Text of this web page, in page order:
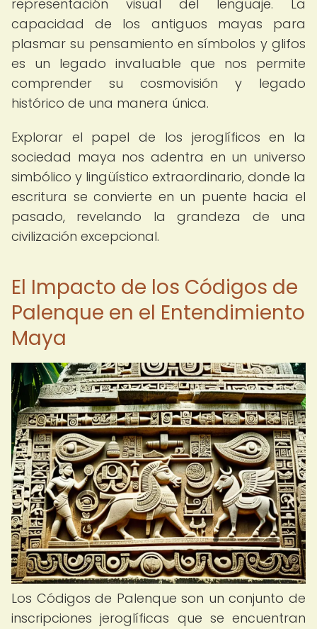
representación visual del lenguaje. La
capacidad de los antiguos mayas para
plasmar su pensamiento en símbolos y glifos
es un legado invaluable que nos permite
comprender su cosmovisión y legado
histórico de una manera única.
Explorar el papel de los jeroglíficos en la
sociedad maya nos adentra en un universo
simbólico y lingüístico extraordinario, donde la
escritura se convierte en un puente hacia el
pasado, revelando la grandeza de una
civilización excepcional.
El Impacto de los Códigos de
Palenque en el Entendimiento
Maya
Los Códigos de Palenque son un conjunto de
inscripciones jeroglíficas que se encuentran